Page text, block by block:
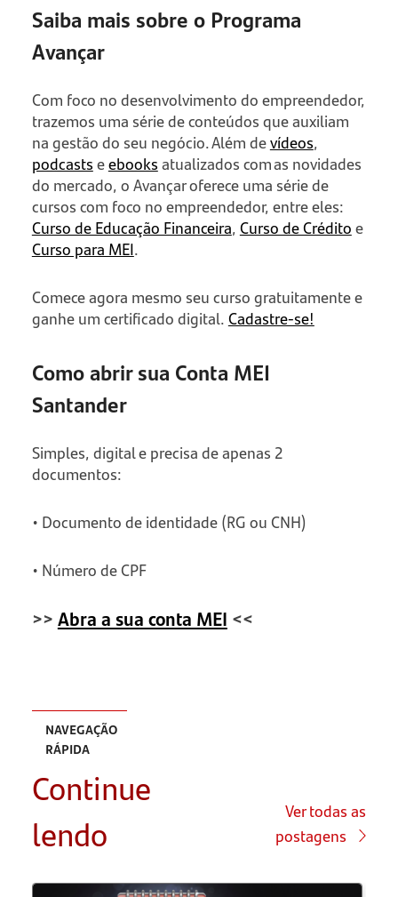
Saiba mais sobre o Programa
Avançar
Com foco no desenvolvimento do empreendedor,
trazemos uma série de conteúdos que auxiliam
na gestão do seu negócio. Além devídeos,
podcastseebooksatualizados com as novidades
do mercado, o Avançar oferece uma série de
cursos com foco no empreendedor, entre eles:
Curso de Educação Financeira, Curso de Créditoe
Curso para MEI.
Comece agora mesmo seu curso gratuitamente e
ganhe um certificado digital.Cadastre-se!
Como abrir sua Conta MEI
Santander
Simples, digital e precisa de apenas 2
documentos:
• Documento de identidade (RG ou CNH)
• Número de CPF
>> Abra a sua conta MEI <<
NAVEGAÇÃO
RÁPIDA
O que é
CRT 4?
Por que o
Continue
lendo
Ver todas as
postagens